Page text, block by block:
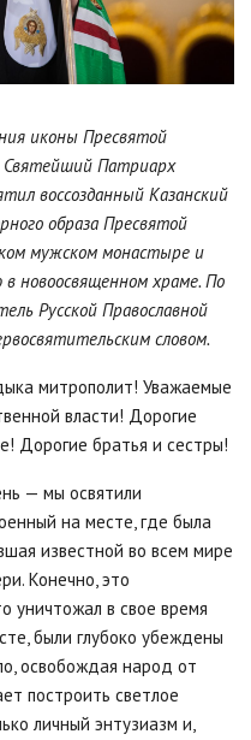
иконы Пресвятой
Святейший Патриарх
воссозданный Казанский
образа Пресвятой
мужском монастыре и
новоосвященном храме. По
Русской Православной
словом.
митрополит! Уважаемые
власти! Дорогие
Дорогие братья и сестры!
— мы освятили
на месте, где была
известной во всем мире
Конечно, это
уничтожал в свое время
были глубоко убеждены
освобождая народ от
построить светлое
личный энтузиазм и,